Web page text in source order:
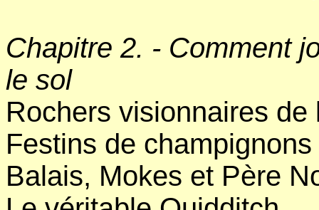
Chapitre 2. - Comment
le sol
Rochers visionnaires de
Festins de
Balais, Mokes et Père